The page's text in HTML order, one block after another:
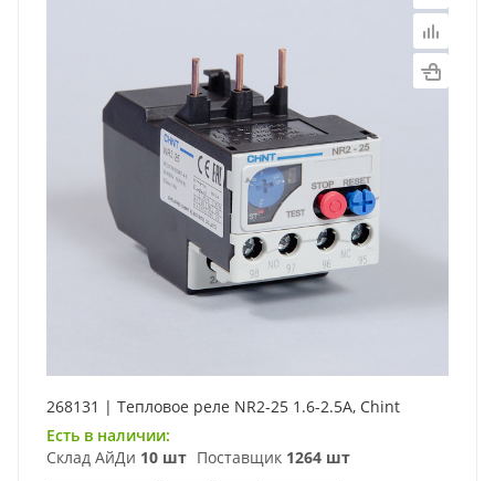
268131 | Тепловое реле NR2-25 1.6-2.5А, Chint
Есть в наличии:
Склад АйДи 10 шт Поставщик 1264 шт